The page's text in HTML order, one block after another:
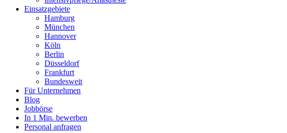
Einsatzgebiete
Hamburg
München
Hannover
Köln
Berlin
Düsseldorf
Frankfurt
Bundesweit
Für Unternehmen
Blog
Jobbörse
In 1 Min. bewerben
Personal anfragen